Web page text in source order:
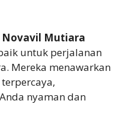
Novavil Mutiara
untuk perjalanan
Mereka menawarkan
nyaman dan